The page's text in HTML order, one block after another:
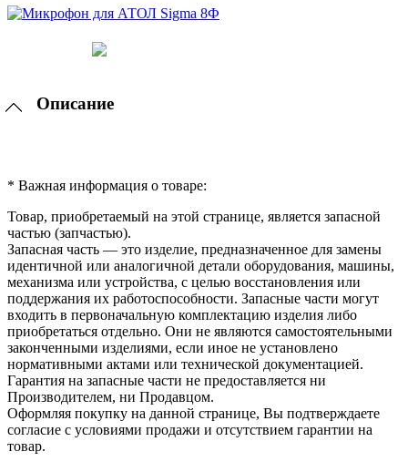
Описание
* Важная информация о товаре:
Товар, приобретаемый на этой странице, является запасной
частью (запчастью).
Запасная часть — это изделие, предназначенное для замены
идентичной или аналогичной детали оборудования, машины,
механизма или устройства, с целью восстановления или
поддержания их работоспособности. Запасные части могут
входить в первоначальную комплектацию изделия либо
приобретаться отдельно. Они не являются самостоятельными
законченными изделиями, если иное не установлено
нормативными актами или технической документацией.
Гарантия на запасные части не предоставляется ни
Производителем, ни Продавцом.
Оформляя покупку на данной странице, Вы подтверждаете
согласие с условиями продажи и отсутствием гарантии на
товар.